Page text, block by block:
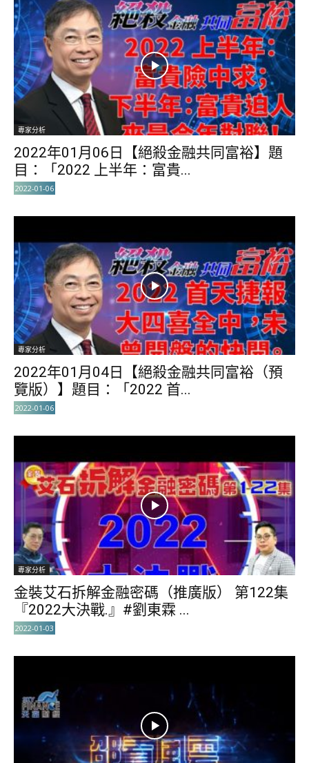
專家分析
2022年01月06日【絕殺金融共同富裕】題
目：「2022 上半年：富貴...
2022-01-06
專家分析
2022年01月04日【絕殺金融共同富裕（預
覽版）】題目：「2022 首...
2022-01-06
專家分析
金裝艾石拆解金融密碼（推廣版） 第122集
『2022大決戰.』#劉東霖 ...
2022-01-03